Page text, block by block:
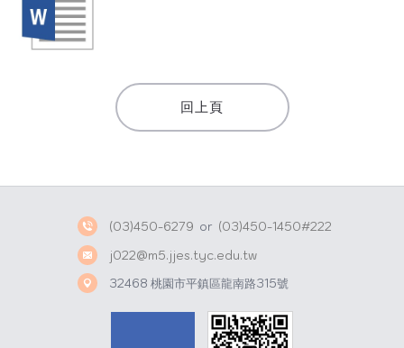
回上頁
(03)450-6279 or (03)450-1450#222
j022@m5.jjes.tyc.edu.tw
32468 桃園市平鎮區龍南路315號